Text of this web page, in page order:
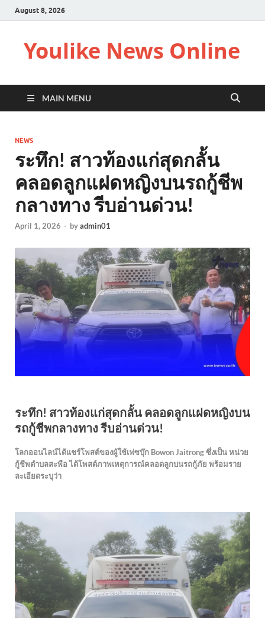
August 8, 2026
Youlike News Online
MAIN MENU
NEWS
ระทึก! สาวท้องแก่สุดกลั้น
คลอดลูกแฝดหญิงบนรถกู้ชีพ
กลางทาง รีบอ่านด่วน!
April 1, 2026 - byadmin01
ระทึก! สาวท้องแก่สุดกลั้น คลอดลูกแฝดหญิงบน
รถกู้ชีพกลางทาง รีบอ่านด่วน!
โลกออนไลน์ได้แชร์โพสต์ของผู้ใช้เฟซบุ๊ก Bowon Jaitrong ซึ่งเป็น หน่วย
กู้ชีพตำบลสะพือ ได้โพสต์ภาพเหตุการณ์คลอดลูกบนรถกู้ภัย พร้อมราย
ละเอียดระบุว่า